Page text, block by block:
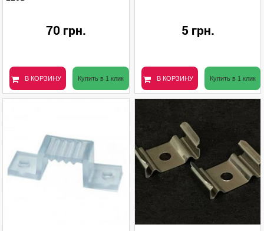
70 грн.
В КОРЗИНУ Купить в 1 клик
5 грн.
В КОРЗИНУ Купить в 1 клик